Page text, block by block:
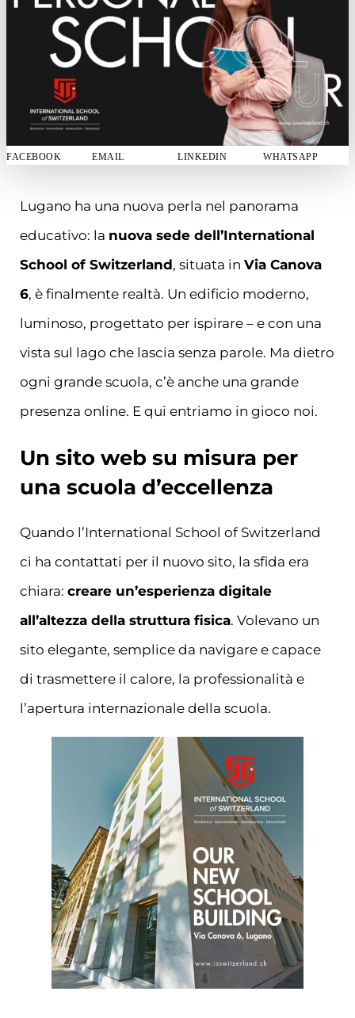
FACEBOOK EMAIL LINKEDIN WHATSAPP
Lugano ha una nuova perla nel panorama
educativo: la nuova sede dell’International
School of Switzerland, situata in Via Canova
6, è finalmente realtà. Un edificio moderno,
luminoso, progettato per ispirare – e con una
vista sul lago che lascia senza parole. Ma dietro
ogni grande scuola, c’è anche una grande
presenza online. E qui entriamo in gioco noi.
Un sito web su misura per
una scuola d’eccellenza
Quando l’International School of Switzerland
ci ha contattati per il nuovo sito, la sfida era
chiara: creare un’esperienza digitale
all’altezza della struttura fisica. Volevano un
sito elegante, semplice da navigare e capace
di trasmettere il calore, la professionalità e
l’apertura internazionale della scuola.